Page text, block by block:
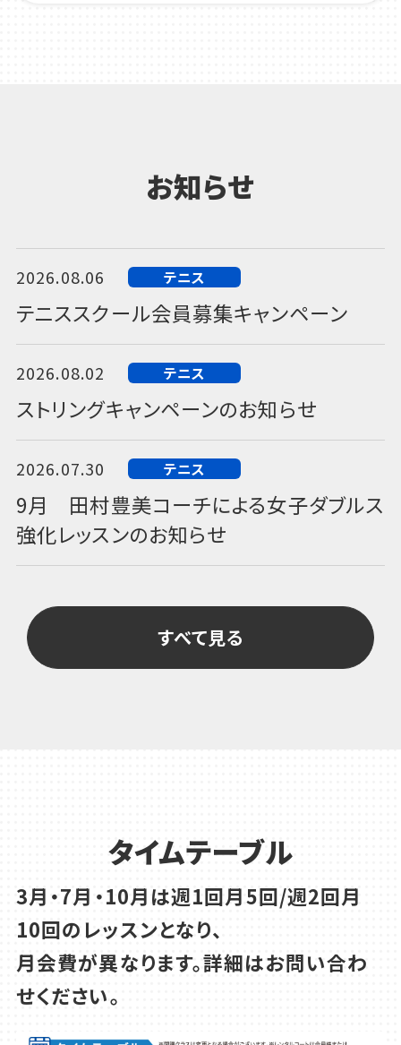
お知らせ
2026.08.06 テニス
テニススクール会員募集キャンペーン
2026.08.02 テニス
ストリングキャンペーンのお知らせ
2026.07.30 テニス
9月 田村豊美コーチによる女子ダブルス
強化レッスンのお知らせ
すべて見る
タイムテーブル
3月・7月・10月は週1回月5回/週2回月
10回のレッスンとなり、
月会費が異なります。詳細はお問い合わ
せください。